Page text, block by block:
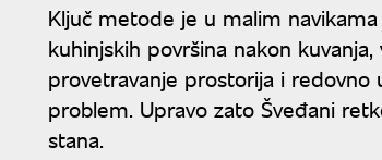
Ključ metode je u malim
kuhinjskih površina nakon
provetravanje prostorija i
problem. Upravo zato Šveđani
stana.